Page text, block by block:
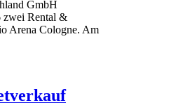
GmbH
zwei Rental &
Arena Cologne. Am